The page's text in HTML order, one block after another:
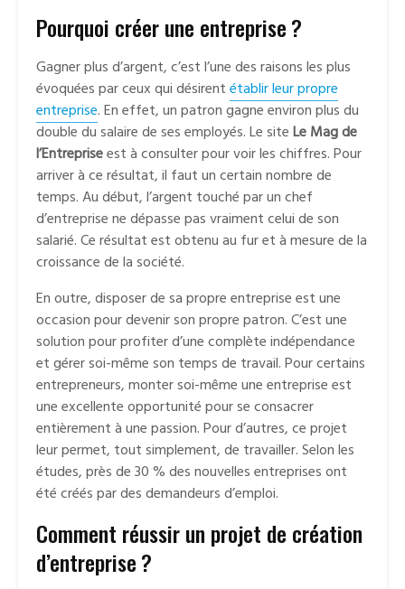
Pourquoi créer une entreprise ?
Gagner plus d’argent, c’est l’une des raisons les plus
évoquées par ceux qui désirentétablir leur propre
entreprise. En effet, un patron gagne environ plus du
double du salaire de ses employés. Le siteLe Mag de
l’Entrepriseest à consulter pour voir les chiffres. Pour
arriver à ce résultat, il faut un certain nombre de
temps. Au début, l’argent touché par un chef
d’entreprise ne dépasse pas vraiment celui de son
salarié. Ce résultat est obtenu au fur et à mesure de la
croissance de la société.
En outre, disposer de sa propre entreprise est une
occasion pour devenir son propre patron. C’est une
solution pour profiter d’une complète indépendance
et gérer soi-même son temps de travail. Pour certains
entrepreneurs, monter soi-même une entreprise est
une excellente opportunité pour se consacrer
entièrement à une passion. Pour d’autres, ce projet
leur permet, tout simplement, de travailler. Selon les
études, près de 30 % des nouvelles entreprises ont
été créés par des demandeurs d’emploi.
Comment réussir un projet de création
d’entreprise ?